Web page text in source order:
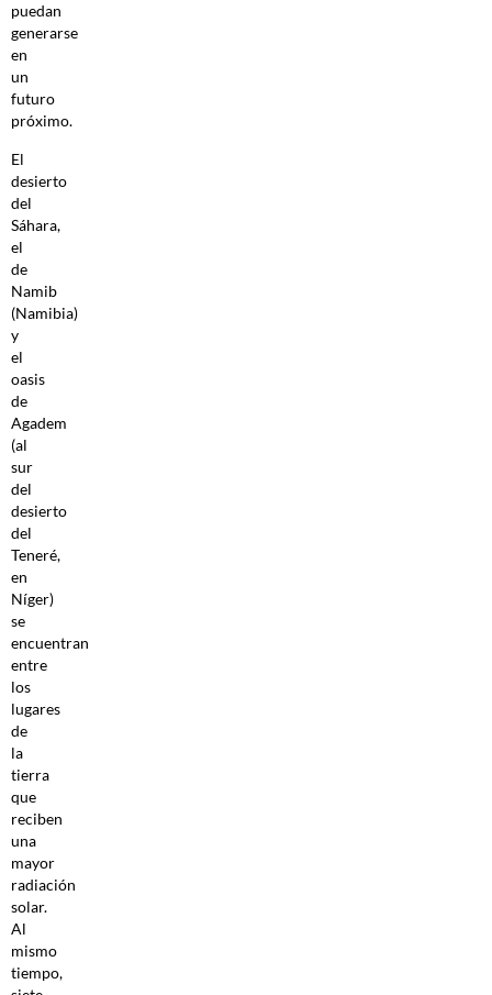
puedan
generarse
en
un
futuro
próximo.
El
desierto
del
Sáhara,
el
de
Namib
(Namibia)
y
el
oasis
de
Agadem
(al
sur
del
desierto
del
Teneré,
en
Níger)
se
encuentran
entre
los
lugares
de
la
tierra
que
reciben
una
mayor
radiación
solar.
Al
mismo
tiempo,